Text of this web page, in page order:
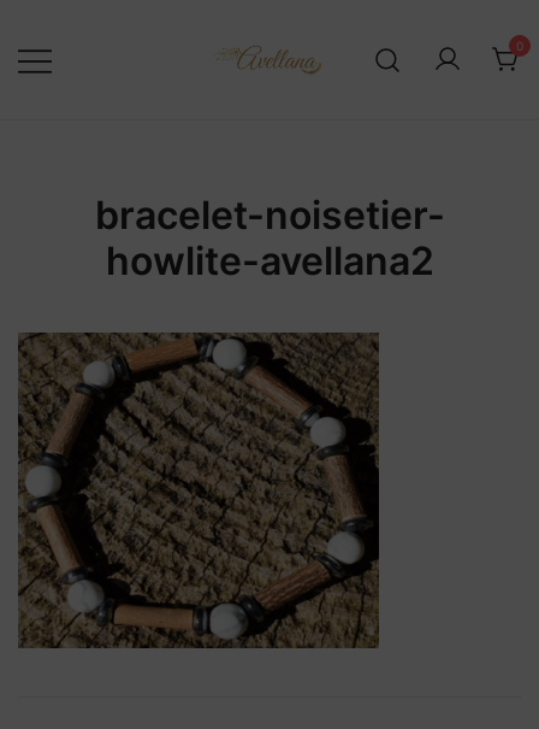
content
0
bracelet-noisetier-
howlite-avellana2